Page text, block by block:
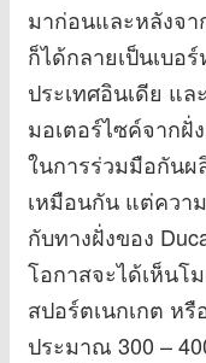
มาก่อนและหลังจ
ก็ได้กลายเป็นเบอ
ประเทศอินเดีย แ
มอเตอร์ไซค์จากฝั่
ในการร่วมมือกันผ
เหมือนกัน แต่ควา
กับทางฝั่งของ
โอกาสจะได้เห็นโ
สปอร์ตเนกเกต ห
ประมาณ 300 –